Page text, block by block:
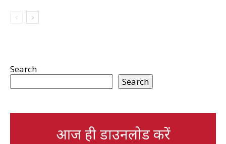
Search
Search
आज ही डाउनलोड करें